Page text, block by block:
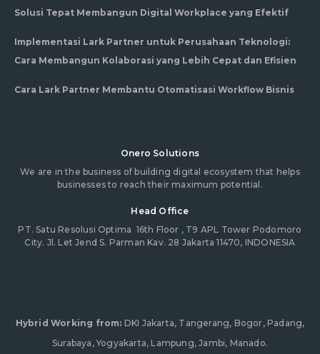
Solusi Tepat Membangun Digital Workplace yang Efektif
Implementasi Lark Partner untuk Perusahaan Teknologi:
Cara Membangun Kolaborasi yang Lebih Cepat dan Efisien
Cara Lark Partner Membantu Otomatisasi Workflow Bisnis
Onero Solutions
We are in the business of building digital ecosystem that helps
businesses to reach their maximum potential.
Head Office
PT. Satu Resolusi Optima 16th Floor , T9 APL Tower Podomoro
City. Jl. Let Jend S. Parman Kav. 28 Jakarta 11470, INDONESIA
Hybrid Working from: DKI Jakarta, Tangerang, Bogor, Padang,
Surabaya, Yogyakarta, Lampung, Jambi, Manado.